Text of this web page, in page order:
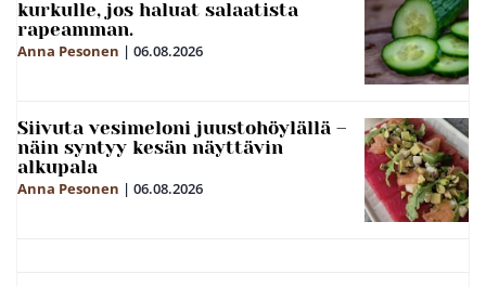
kurkulle, jos haluat salaatista
rapeamman.
Anna Pesonen | 06.08.2026
Siivuta vesimeloni juustohöylällä –
näin syntyy kesän näyttävin
alkupala
Anna Pesonen | 06.08.2026